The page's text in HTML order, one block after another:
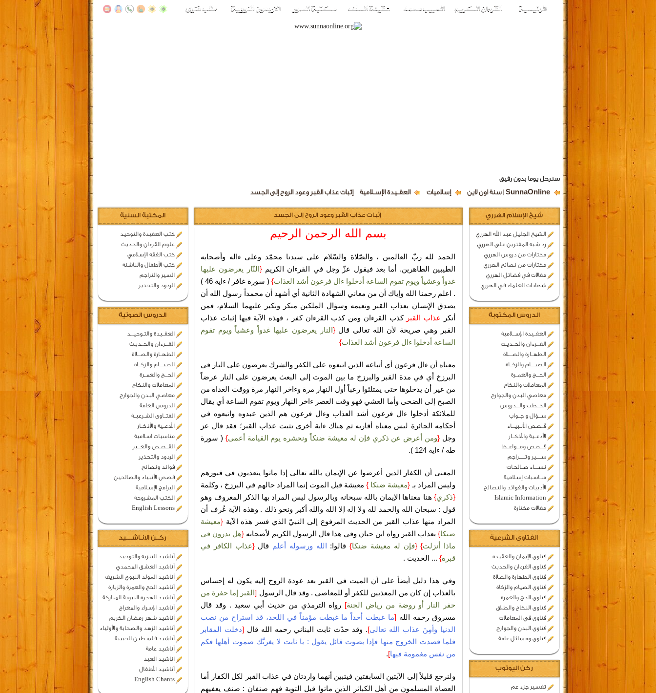
سنرحل يوما بدون رفيق
SunnaOnline | سنة اون لاين إسلاميات العقــيدة الإســلامية إثبات عذاب القبر وعود الروح إلى الجسد
شيخ الإسلام الهرري
الشيخ الجليل عبد الله الهرري
رد شبه المفترين على الهرري
مختارات من دروس الهرري
مختارات من نصائح الهرري
مقالات في فضائل الهرري
شهادات العلماء في الهرري
الدروس المكتوبة
العقــيدة الإســلامية
القـــرءان والحــديـث
الطهــارة والصـــلاة
الصيــــام والزكــاة
الحـــج والعمــرة
المعاملات والنكاح
معاصي البدن والجوارح
الخــطب والـــدروس
ســـؤال و جــواب
قــصص الأنـبيـــاء
الأدعــية والأذكــار
قـــصص ومـــواعــظ
ســـــير وتــــــراجم
نســــاء صــالحـات
منـاسبات إسـلامية
الأدبيات والفوائد والنصائح
Islamic Information
مقالات مختارة
الفتاوى الشرعية
فتاوى الإيمان والعقيدة
فتاوى القرءان والحديث
فتاوى الطهارة والصلاة
فتاوى الصيام والزكاة
فتاوى الحج والعمرة
فتاوى النكاح والطلاق
فتاوى في المعاملات
فتاوى البدن والجوارح
فتاوى ومسائل عامة
ركن اليوتوب
تفسير جزء عم
المكتبة السنية
كتب العقيدة والتوحيد
علوم القرءان والحديث
كتب الفقه الإسلامي
كتب الأطفال والناشئة
السير والتراجم
الردود والتحذير
الدروس الصوتية
العقــيدة والتـوحيـــد
القـــرءان والحــديـث
الطهــارة والصـــلاة
الصيــــام والزكــاة
الحـــج والعمــرة
المعاملات والنكاح
معاصي البدن والجوارح
الدروس العامة
الفتــاوى الشـرعيــة
الأدعــية والأذكــار
مناسبات اسلامية
القــصـص والعـــبر
الردود والتحذير
فوائد ونصائح
قصص الأنبياء والصالحين
البرامج الإسـلامية
الكتب المشروحة
English Lessons
ركــن الانـاشــــيد
أناشيد التنزيه والتوحيد
أناشيد العشق المحمدي
أناشيد المولد النبوي الشريف
أناشيد الحج والعمرة والزيارة
أناشيد الهجرة النبوية المباركة
أناشيد الإسراء والمعراج
أناشيد شهر رمضان الكريم
أناشيد الزهد والصحابة والأولياء
أناشيد فلسطين الحبيبة
أناشيد عامة
اناشيد العيد
أناشيد الأطفال
English Chants
إثبات عذاب القبر وعود الروح إلى الجسد
بسم الله الرحمن الرحيم
الحمد لله ربّ العالمين ، والصّلاة والسّلام على سيدنا محمّد وعلى ءاله وأصحابه
الطيبين الطاهرين. أما بعد فيقول عزّ وجل في القرءان الكريم{النّار يعرضون عليها
غدواً وعشياً ويوم تقوم الساعة أدخلوا ءال فرعون أشد العذاب}
( سورة غافر / ءاية 46 )
. اعلم رحمنا الله وإياك أن من معاني الشهادة الثانية أي أشهد أن محمداً رسول الله أن
يصدق الإنسان بعذاب القبر ونعيمه وسؤال الملكين منكر ونكير عليهما السلام، فمن
أنكر عذاب القبر كذب القرءان ومن كذب القرءان كفر ، فهذه الآية فيها إثبات عذاب
القبر وهي صريحة لأن الله تعالى قال{النار يعرضون عليها غدواً وعشياً ويوم تقوم
الساعة أدخلوا ءال فرعون أشد العذاب}
معناه أن ءال فرعون أي أتباعه الذين اتبعوه على الكفر والشرك يعرضون على النار في
البرزخ أي في مدة القبر والبرزخ ما بين الموت إلى البعث يعرضون على النار عرضاً
من غير أن يدخلوها حتى يمتلئوا رعباً أول النهار مرة وءاخر النهار مرة ووقت الغداة من
الصبح إلى الضحى وأما العشي فهو وقت العصر ءاخر النهار ويوم تقوم الساعة أي يقال
للملائكة أدخلوا ءال فرعون أشد العذاب وءال فرعون هم الذين عبدوه واتبعوه في
أحكامه الجائرة ليس معناه أقاربه ثم هناك ءاية أخرى تثبت عذاب القبر؛ فقد قال عز
وجل {ومن أعرض عن ذكري فإن له معيشة ضنكاً ونحشره يوم القيامة أعمى} ( سورة
طه / ءاية 124 ).
المعنى أن الكفار الذين أعرضوا عن الإيمان بالله تعالى إذا ماتوا يتعذبون في قبورهم
وليس المراد بـ {معيشة ضنكا } معيشة قبل الموت إنما المراد حالهم في البرزخ ، وكلمة
{ذكري} هنا معناها الإيمان بالله سبحانه وبالرسول ليس المراد بها الذكر المعروف وهو
قول : سبحان الله والحمد لله ولا إله إلا الله والله أكبر ونحو ذلك . وهذه الآية عُرف أن
المراد منها عذاب القبر من الحديث المرفوع إلى النبيّ الذي فسر هذه الآية {معيشة
ضنكا} بعذاب القبر رواه ابن حبان وفي هذا قال الرسول الكريم لأصحابه {هل تدرون في
ماذا أنزلت}
{فإن له معيشة ضنكا} قالوا: الله ورسوله أعلم قال{عذاب الكافر في
قبره} ... الحديث .
وفي هذا دليل أيضاً على أن الميت في القبر بعد عودة الروح إليه يكون له إحساس
بالعذاب إن كان من المعذبين للكفر أو للمعاصي . وقد قال الرسول [القبر إما حفرة من
حفر النار أو روضة من رياض الجنة] رواه الترمذي من حديث أبي سعيد . وقد قال
مسروق رحمه الله [ما غبطت أحداً ما غبطت مؤمناً في اللحد، قد استراح من نصب
الدنيا وأمِِنَ عذاب الله تعالى]. وقد حدّث ثابت البناني رحمه الله قال [دخلت المقابر
فلما قصدت الخروج منها فإذا بصوت قائل يقول : يا ثابت لا يغرنَّك صموت أهلها فكم
من نفس مغمومة فيها]
.
ولنرجع قليلاً إلى الآيتين السابقتين فيتبين أنهما واردتان في عذاب القبر لكل الكفار أما
العصاة المسلمون من أهل الكبائر الذين ماتوا قبل التوبة فهم صنفان : صنف يعفيهم